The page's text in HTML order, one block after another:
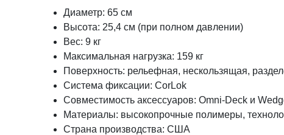
Диаметр: 65 см
Высота: 25,4 см (при полном давлении)
Вес: 9 кг
Максимальная нагрузка: 159 кг
Поверхность: рельефная, нескользящая,
Система фиксации: CorLok
Совместимость аксессуаров: Omni-Deck и
Материалы: высокопрочные полимеры,
Страна производства: США